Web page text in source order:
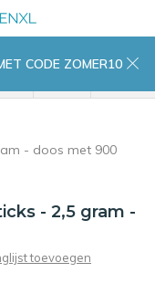
CODE ZOMER10
- doos met 900
- 2,5 gram -
toevoegen